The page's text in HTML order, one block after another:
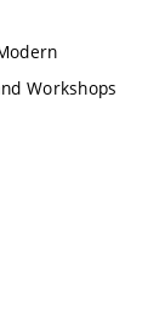
Workshops